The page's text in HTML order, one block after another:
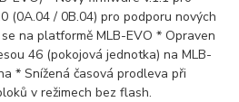
(0A.04 / 0B.04) pro podporu nových
na platformě MLB-EVO * Opraven
46 (pokojová jednotka) na MLB-
* Snížená časová prodleva při
v režimech bez flash.